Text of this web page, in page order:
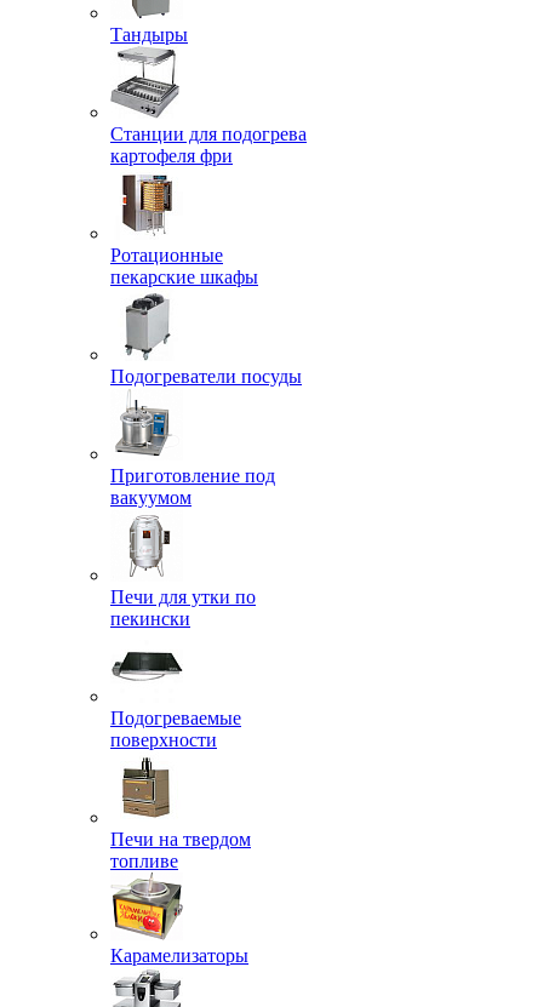
Тандыры
Станции для подогрева
картофеля фри
Ротационные
пекарские шкафы
Подогреватели посуды
Приготовление под
вакуумом
Печи для утки по
пекински
Подогреваемые
поверхности
Печи на твердом
топливе
Карамелизаторы